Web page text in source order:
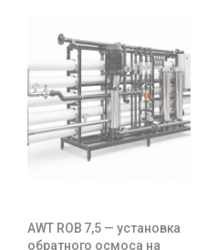
AWT ROB 7,5 — установка
обратного осмоса на